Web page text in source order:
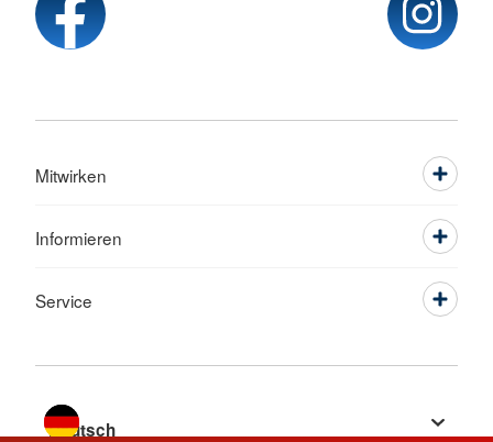
Mitwirken
Informieren
Service
Sprache wechseln zu